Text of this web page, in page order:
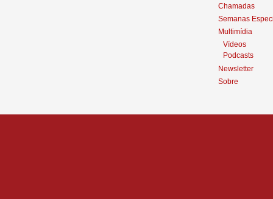
Chamadas
Semanas
Multimídia
Vídeos
Podcasts
Newsletter
Sobre